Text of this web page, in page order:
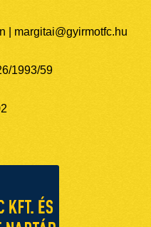
| margitai@gyirmotfc.hu
1993/59